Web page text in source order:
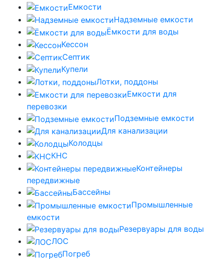
Емкости
Надземные емкости
Ёмкости для воды
Кессон
Септик
Купели
Лотки, поддоны
Емкости для
перевозки
Подземные емкости
Для канализации
Колодцы
КНС
Контейнеры
передвижные
Бассейны
Промышленные
емкости
Резервуары для воды
ЛОС
Погреб